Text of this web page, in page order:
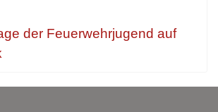
der Feuerwehrjugend auf